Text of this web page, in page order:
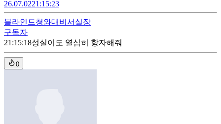
26.07.0221:15:23
블라인드청와대비서실장
구독자
21:15:18성실이도 열심히 항자해줘
0